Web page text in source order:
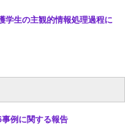
学生の主観的情報処理過程に
例に関する報告